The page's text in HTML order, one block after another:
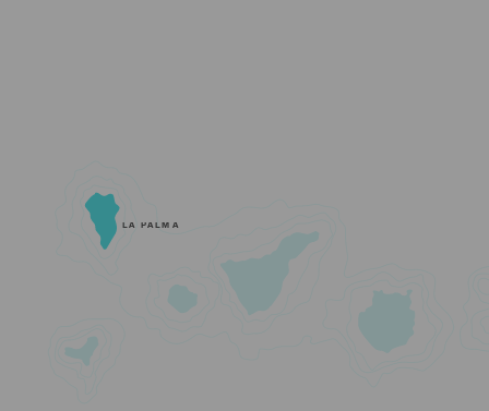
LA PALMA